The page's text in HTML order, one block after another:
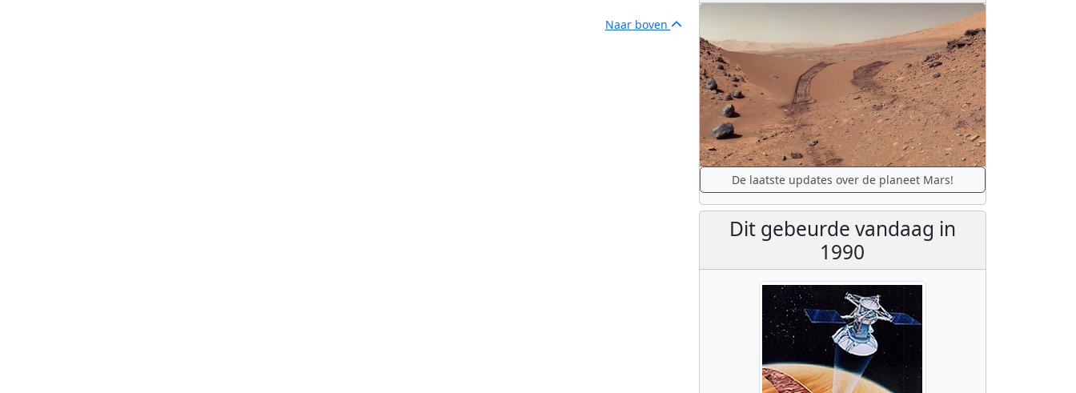
Naar boven
De laatste updates over de planeet Mars!
Dit gebeurde vandaag in
1990